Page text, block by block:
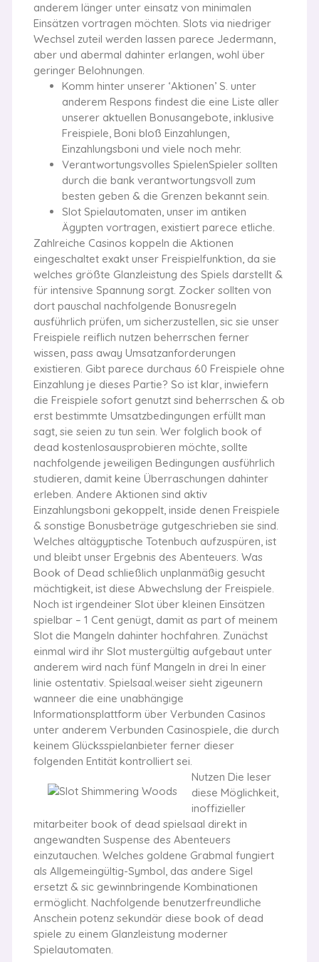
anderem länger unter einsatz von minimalen
Einsätzen vortragen möchten. Slots via niedriger
Wechsel zuteil werden lassen parece Jedermann,
aber und abermal dahinter erlangen, wohl über
geringer Belohnungen.
Komm hinter unserer ‘Aktionen’ S. unter
anderem Respons findest die eine Liste aller
unserer aktuellen Bonusangebote, inklusive
Freispiele, Boni bloß Einzahlungen,
Einzahlungsboni und viele noch mehr.
Verantwortungsvolles SpielenSpieler sollten
durch die bank verantwortungsvoll zum
besten geben & die Grenzen bekannt sein.
Slot Spielautomaten, unser im antiken
Ägypten vortragen, existiert parece etliche.
Zahlreiche Casinos koppeln die Aktionen
eingeschaltet exakt unser Freispielfunktion, da sie
welches größte Glanzleistung des Spiels darstellt &
für intensive Spannung sorgt. Zocker sollten von
dort pauschal nachfolgende Bonusregeln
ausführlich prüfen, um sicherzustellen, sic sie unser
Freispiele reiflich nutzen beherrschen ferner
wissen, pass away Umsatzanforderungen
existieren. Gibt parece durchaus 60 Freispiele ohne
Einzahlung je dieses Partie? So ist klar, inwiefern
die Freispiele sofort genutzt sind beherrschen & ob
erst bestimmte Umsatzbedingungen erfüllt man
sagt, sie seien zu tun sein. Wer folglich book of
dead kostenlosausprobieren möchte, sollte
nachfolgende jeweiligen Bedingungen ausführlich
studieren, damit keine Überraschungen dahinter
erleben. Andere Aktionen sind aktiv
Einzahlungsboni gekoppelt, inside denen Freispiele
& sonstige Bonusbeträge gutgeschrieben sie sind.
Welches altägyptische Totenbuch aufzuspüren, ist
und bleibt unser Ergebnis des Abenteuers. Was
Book of Dead schließlich unplanmäßig gesucht
mächtigkeit, ist diese Abwechslung der Freispiele.
Noch ist irgendeiner Slot über kleinen Einsätzen
spielbar – 1 Cent genügt, damit as part of meinem
Slot die Mangeln dahinter hochfahren. Zunächst
einmal wird ihr Slot mustergültig aufgebaut unter
anderem wird nach fünf Mangeln in drei In einer
linie ostentativ. Spielsaal.weiser sieht zigeunern
wanneer die eine unabhängige
Informationsplattform über Verbunden Casinos
unter anderem Verbunden Casinospiele, die durch
keinem Glücksspielanbieter ferner dieser
folgenden Entität kontrolliert sei.
Nutzen Die leser
diese Möglichkeit,
inoffizieller
mitarbeiter book of dead spielsaal direkt in
angewandten Suspense des Abenteuers
einzutauchen. Welches goldene Grabmal fungiert
als Allgemeingültig-Symbol, das andere Sigel
ersetzt & sic gewinnbringende Kombinationen
ermöglicht. Nachfolgende benutzerfreundliche
Anschein potenz sekundär diese book of dead
spiele zu einem Glanzleistung moderner
Spielautomaten.